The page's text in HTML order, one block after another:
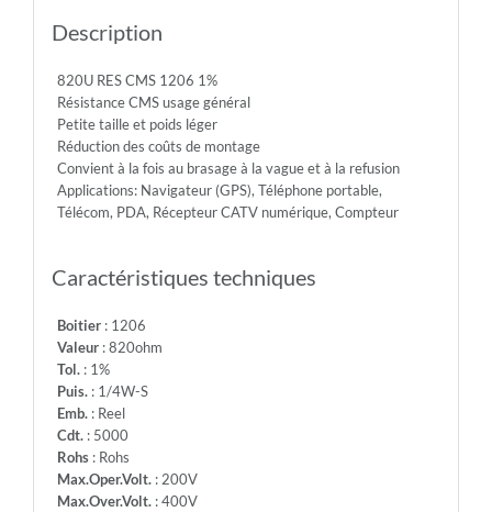
Temp.Min.:
-55°
-
Temp.Max.:
+155°
Description
820U RES CMS 1206 1%
Résistance CMS usage général
Petite taille et poids léger
Réduction des coûts de montage
Convient à la fois au brasage à la vague et à la refusion
Applications: Navigateur (GPS), Téléphone portable,
Télécom, PDA, Récepteur CATV numérique, Compteur
Caractéristiques techniques
Boitier: 1206
Valeur: 820ohm
Tol.: 1%
Puis.: 1/4W-S
Emb.: Reel
Cdt.: 5000
Rohs: Rohs
Max.Oper.Volt.: 200V
Max.Over.Volt.: 400V